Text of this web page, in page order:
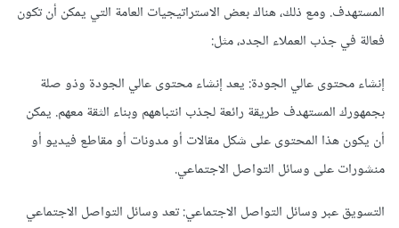
المستهدف. ومع ذلك، هناك بعض الاستراتيجيات العامة التي يمكن أن تكون
فعالة في جذب العملاء الجدد، مثل:
إنشاء محتوى عالي الجودة: يعد إنشاء محتوى عالي الجودة وذو صلة
بجمهورك المستهدف طريقة رائعة لجذب انتباههم وبناء الثقة معهم. يمكن
أن يكون هذا المحتوى على شكل مقالات أو مدونات أو مقاطع فيديو أو
منشورات على وسائل التواصل الاجتماعي.
التسويق عبر وسائل التواصل الاجتماعي: تعد وسائل التواصل الاجتماعي